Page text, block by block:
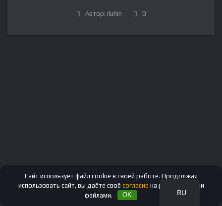
Автор: iluhin 0
RU
EN
Сайт использует файл cookie в своей работе. Продолжая
использовать сайт, вы даёте своё согласие на работу с этими
файлами.
OK